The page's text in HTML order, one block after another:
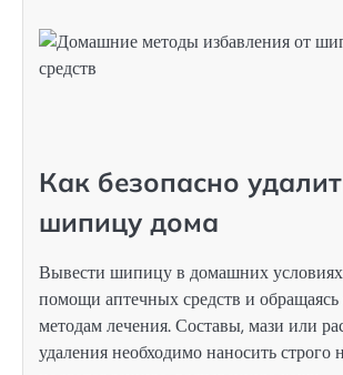
Как безопасно
шипицу дома
Вывести шипицу в домашних
помощи аптечных средств и
методам лечения. Составы, мази или
удаления необходимо наносить строго